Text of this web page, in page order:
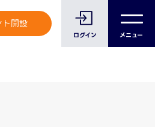
ト開設
ログイン メニュー